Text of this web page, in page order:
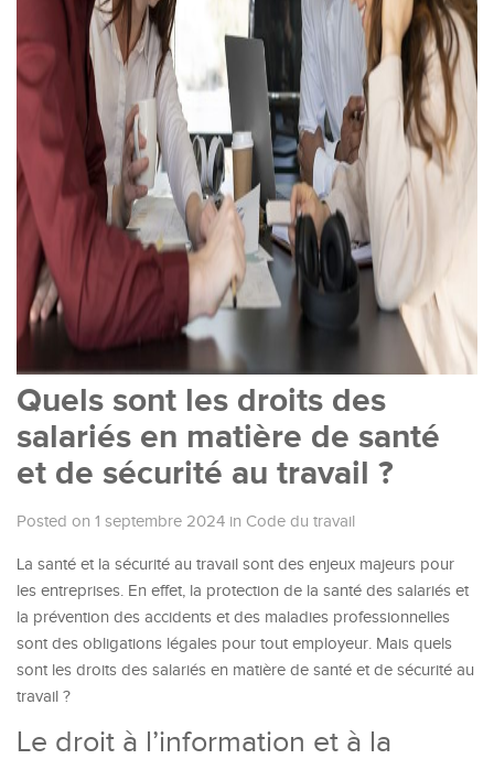
Quels sont les droits des
salariés en matière de santé
et de sécurité au travail ?
Posted on 1 septembre 2024 in Code du travail
La santé et la sécurité au travail sont des enjeux majeurs pour
les entreprises. En effet, la protection de la santé des salariés et
la prévention des accidents et des maladies professionnelles
sont des obligations légales pour tout employeur. Mais quels
sont les droits des salariés en matière de santé et de sécurité au
travail ?
Le droit à l’information et à la